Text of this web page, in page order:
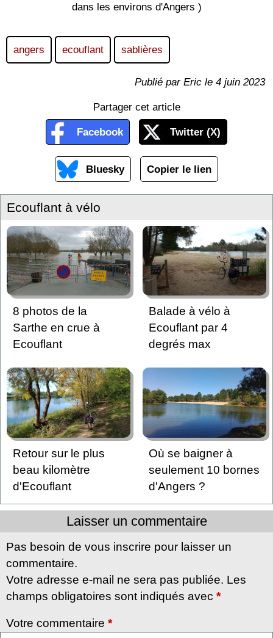
dans les environs d'Angers )
angers ecouflant sablières
Publié par Eric le 4 juin 2023
Partager cet article
Facebook Twitter (X)
Bluesky Copier le lien
Ecouflant à vélo
8 photos de la
Sarthe en crue à
Ecouflant
Balade à vélo à
Ecouflant par 4
degrés max
Retour sur le plus
beau kilomètre
d'Ecouflant
Où se baigner à
seulement 10 bornes
d'Angers ?
Laisser un commentaire
Pas besoin de vous inscrire pour laisser un
commentaire.
Votre adresse e-mail ne sera pas publiée. Les
champs obligatoires sont indiqués avec *
Votre commentaire *